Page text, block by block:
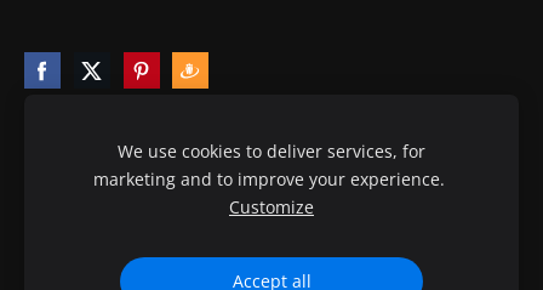
Sīkdatnes
© 2010-2020 ptb.lv visas tiesības aizsargātas.
We use cookies to deliver services, for
marketing and to improve your experience.
Customize
Accept all